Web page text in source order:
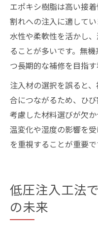
エポキシ樹脂は高い接
割れへの注入に適して
水性や柔軟性を活かし
ることが多いです。無
つ長期的な補修を目指す
注入材の選択を誤ると
合につながるため、ひ
考慮した材料選びが欠
温変化や湿度の影響を
を重視することが重要で
低圧注入工法
の未来